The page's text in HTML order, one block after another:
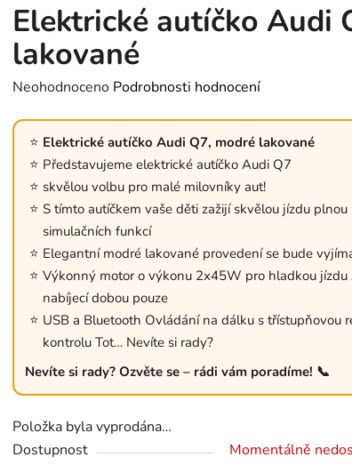
Elektrické autíčko Audi
lakované
Průměrné
produktu
0,0
hvězdiček.
Neohodnoceno Podrobnosti hodnocení
Elektrické autíčko Audi Q7, modré lakované
Představujeme elektrické autíčko Audi Q7
skvělou volbu pro malé milovníky aut!
S tímto autíčkem vaše děti zažijí skvělou jízdu
simulačních funkcí
Elegantní modré lakované provedení se bude
Výkonný motor o výkonu 2x45W pro hladkou jízdu
nabíjecí dobou pouze
USB a Bluetooth Ovládání na dálku s třístupňovou
kontrolu Tot… Nevíte si rady?
Nevíte si rady? Ozvěte se – rádi vám poradíme! 📞
Položka byla vyprodána…
Dostupnost
Momentálně